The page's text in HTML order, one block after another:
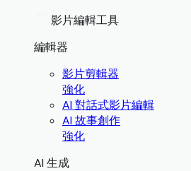
影片編輯工具
編輯器
影片剪輯器
強化
AI 對話式影片編輯
AI 故事創作
強化
AI 生成